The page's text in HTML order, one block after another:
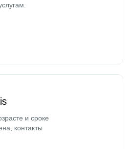
и сроке
контакты